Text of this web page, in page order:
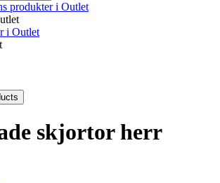
produkter i Outlet
i Outlet
skjortor herr